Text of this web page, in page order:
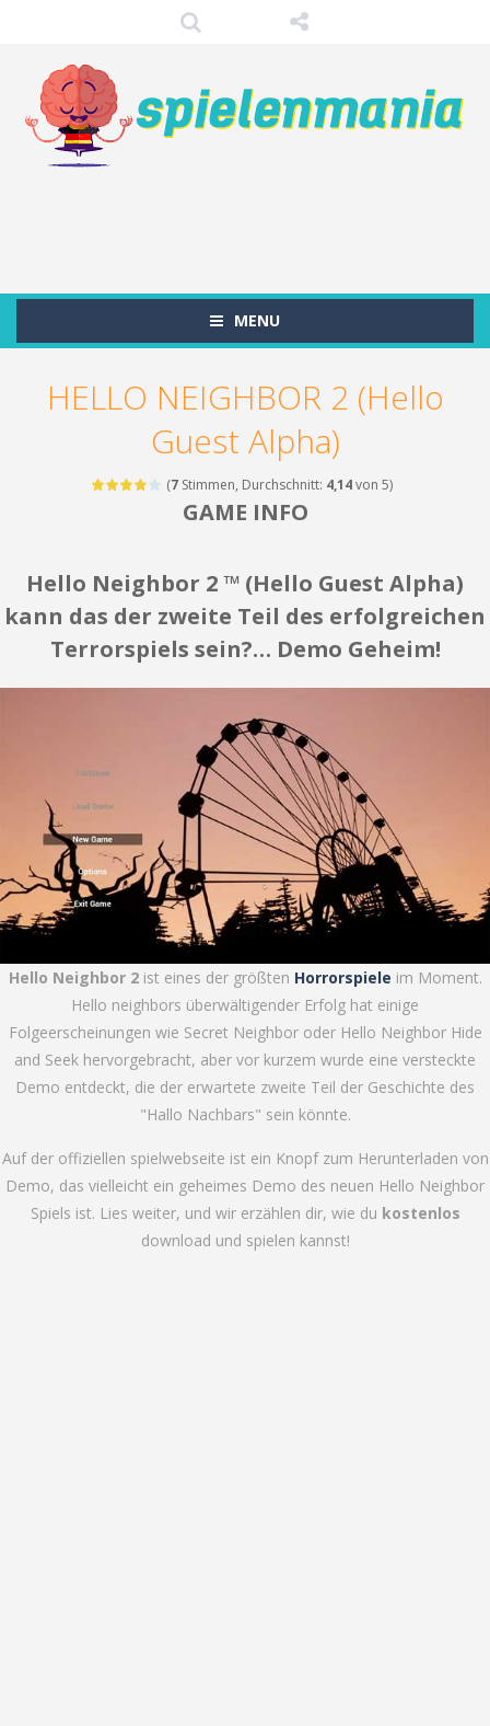
MENU
HELLO NEIGHBOR 2 (Hello
Guest Alpha)
(7 Stimmen, Durchschnitt: 4,14von 5)
GAME INFO
Hello Neighbor 2 ™ (Hello Guest Alpha)
kann das der zweite Teil des erfolgreichen
Terrorspiels sein?… Demo Geheim!
Hello Neighbor 2ist eines der größten Horrorspiele im Moment.
Hello neighbors überwältigender Erfolg hat einige
Folgeerscheinungen wie Secret Neighbor oder Hello Neighbor Hide
and Seek hervorgebracht, aber vor kurzem wurde eine versteckte
Demo entdeckt, die der erwartete zweite Teil der Geschichte des
"Hallo Nachbars" sein könnte.
Auf der offiziellen spielwebseite ist ein Knopf zum Herunterladen von
Demo, das vielleicht ein geheimes Demo des neuen Hello Neighbor
Spiels ist. Lies weiter, und wir erzählen dir, wie du kostenlos
download und spielen kannst!